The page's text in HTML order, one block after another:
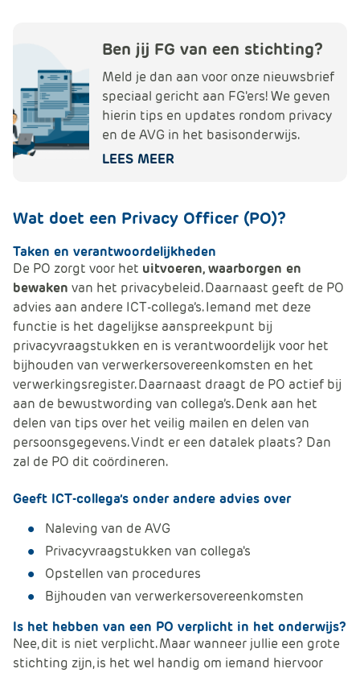
Ben jij FG van een stichting?
Meld je dan aan voor onze nieuwsbrief
speciaal gericht aan FG'ers! We geven
hierin tips en updates rondom privacy
en de AVG in het basisonderwijs.
LEES MEER
Wat doet een Privacy Officer (PO)?
Taken en verantwoordelijkheden
De PO zorgt voor het uitvoeren, waarborgen en
bewaken van het privacybeleid. Daarnaast geeft de PO
advies aan andere ICT-collega’s. Iemand met deze
functie is het dagelijkse aanspreekpunt bij
privacyvraagstukken en is verantwoordelijk voor het
bijhouden van verwerkersovereenkomsten en het
verwerkingsregister. Daarnaast draagt de PO actief bij
aan de bewustwording van collega’s. Denk aan het
delen van tips over het veilig mailen en delen van
persoonsgegevens. Vindt er een datalek plaats? Dan
zal de PO dit coördineren.
Geeft ICT-collega’s onder andere advies over
Naleving van de AVG
Privacyvraagstukken van collega's
Opstellen van procedures
Bijhouden van verwerkersovereenkomsten
Is het hebben van een PO verplicht in het onderwijs?
Nee, dit is niet verplicht. Maar wanneer jullie een grote
stichting zijn, is het wel handig om iemand hiervoor